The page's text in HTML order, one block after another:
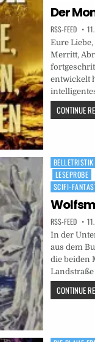
Der
RSS-FEED
Eure Liebe,
Merritt,
entwickelt
CONTINUE
Posted
in
BELLETRISTIK
LESEPROBE
SCIFI-
RSS-FEED
In der
aus dem
die beiden
CONTINUE